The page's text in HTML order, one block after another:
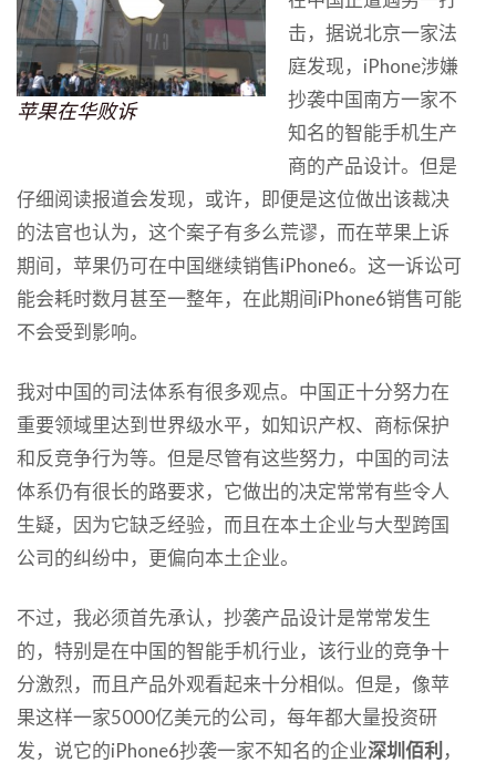
苹果在华败诉
击，据说北京一家法
庭发现，iPhone涉嫌
抄袭中国南方一家不
知名的智能手机生产
商的产品设计。但是
仔细阅读报道会发现，或许，即便是这位做出该裁决
的法官也认为，这个案子有多么荒谬，而在苹果上诉
期间，苹果仍可在中国继续销售iPhone6。这一诉讼可
能会耗时数月甚至一整年，在此期间iPhone6销售可能
不会受到影响。
我对中国的司法体系有很多观点。中国正十分努力在
重要领域里达到世界级水平，如知识产权、商标保护
和反竞争行为等。但是尽管有这些努力，中国的司法
体系仍有很长的路要求，它做出的决定常常有些令人
生疑，因为它缺乏经验，而且在本土企业与大型跨国
公司的纠纷中，更偏向本土企业。
不过，我必须首先承认，抄袭产品设计是常常发生
的，特别是在中国的智能手机行业，该行业的竞争十
分激烈，而且产品外观看起来十分相似。但是，像苹
果这样一家5000亿美元的公司，每年都大量投资研
发，说它的iPhone6抄袭一家不知名的企业深圳佰利 ，